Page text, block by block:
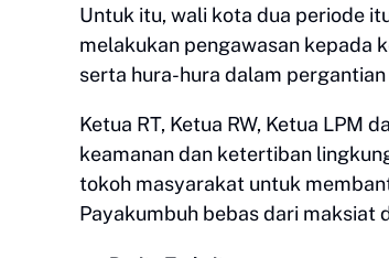
Untuk itu, wali kota dua periode
melakukan pengawasan kepada
serta hura-hura dalam
Ketua RT, Ketua RW, Ketua LPM
keamanan dan ketertiban
tokoh masyarakat untuk
Payakumbuh bebas dari maksiat